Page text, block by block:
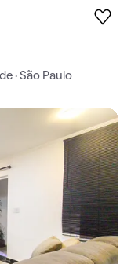
· São Paulo